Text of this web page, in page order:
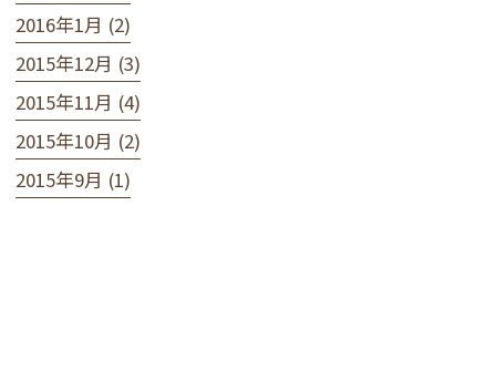
2016年1月 (2)
2015年12月 (3)
2015年11月 (4)
2015年10月 (2)
2015年9月 (1)